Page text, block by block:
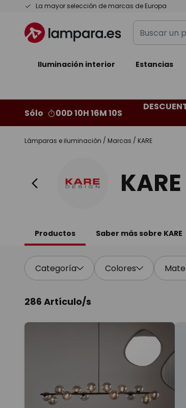
La mayor selección de marcas de Europa
Ir
contenido
Buscar
un
categoría,
Iluminación interior Estancias
Sólo 00D 10H 16M 08S
Lámparas e iluminación Marcas KARE
KARE
Productos Saber más sobre KARE
Categoría Colores
286 Artículo/s